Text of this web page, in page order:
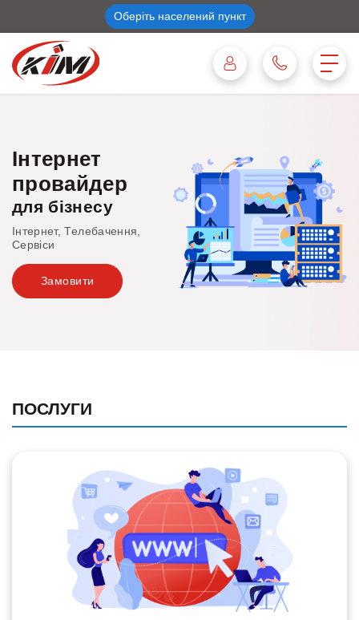
Оберіть населений пункт
Інтернет
провайдер
для бізнесу
Інтернет, Телебачення,
Сервіси
Замовити
ПОСЛУГИ